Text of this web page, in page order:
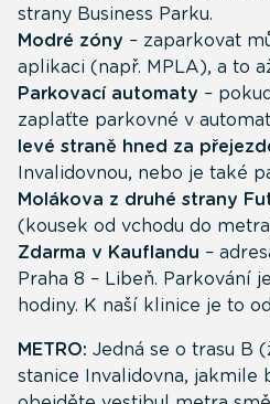
strany Business Parku.
Modré zóny – zaparkovat
aplikaci (např. MPLA), a to
Parkovací automaty –
zaplaťte parkovné v
levé straně hned za
Invalidovnou, nebo je také
Molákova z druhé strany
(kousek od vchodu do
Zdarma v Kauflandu –
Praha 8 – Libeň. Parkování
hodiny. K naší klinice je to
METRO: Jedná se o trasu B
stanice Invalidovna, jakmile